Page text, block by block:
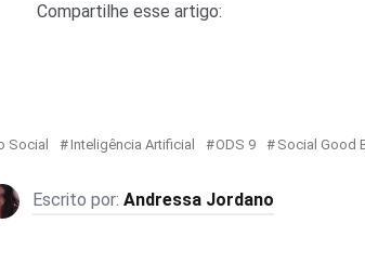
Compartilhe esse artigo:
Social Inteligência Artificial ODS 9 Social Good
Andressa Jordano